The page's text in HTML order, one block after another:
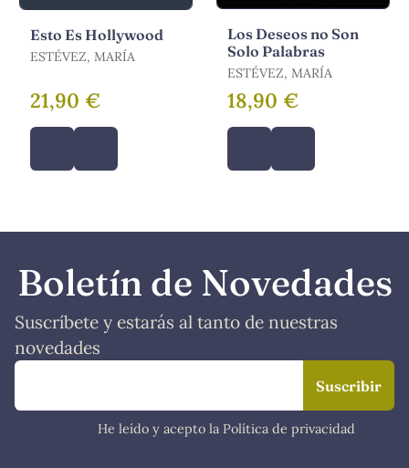
Esto Es Hollywood
ESTÉVEZ, MARÍA
21,90 €
Los Deseos no Son
Solo Palabras
ESTÉVEZ, MARÍA
18,90 €
Boletín de Novedades
Suscríbete y estarás al tanto de nuestras
novedades
He leído y acepto la Política de privacidad